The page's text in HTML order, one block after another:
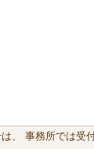
、 事務所では受